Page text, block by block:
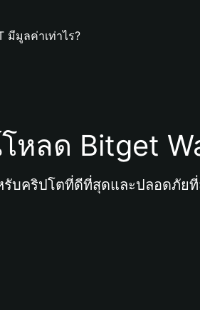
มีมูลค่าเท่าไร?
หลด Bitget
รับคริปโตที่ดีที่สุดและปลอดภัย